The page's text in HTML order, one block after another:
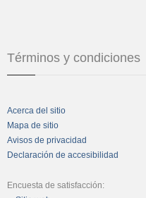
Términos y condiciones
Acerca del sitio
Mapa de sitio
Avisos de privacidad
Declaración de accesibilidad
Encuesta de satisfacción: